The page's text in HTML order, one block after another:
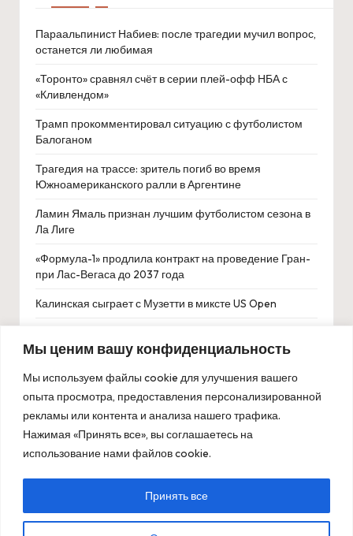
Мы ценим вашу конфиденциальность
Мы используем файлы cookie для улучшения вашего
опыта просмотра, предоставления персонализированной
рекламы или контента и анализа нашего трафика.
Нажимая «Принять все», вы соглашаетесь на
использование нами файлов cookie.
Принять все
Параальпинист Набиев: после трагедии мучил вопрос,
останется ли любимая
«Торонто» сравнял счёт в серии плей-офф НБА с
«Кливлендом»
Трамп прокомментировал ситуацию с футболистом
Балоганом
Трагедия на трассе: зритель погиб во время
Южноамериканского ралли в Аргентине
Ламин Ямаль признан лучшим футболистом сезона в
Ла Лиге
«Формула-1» продлила контракт на проведение Гран-
при Лас-Вегаса до 2037 года
Калинская сыграет с Музетти в миксте US Open
поездки на ЧМ-2026 из-за отсутствия контракта
Copyright 2026 — ОлимпБет. All rights reserved.